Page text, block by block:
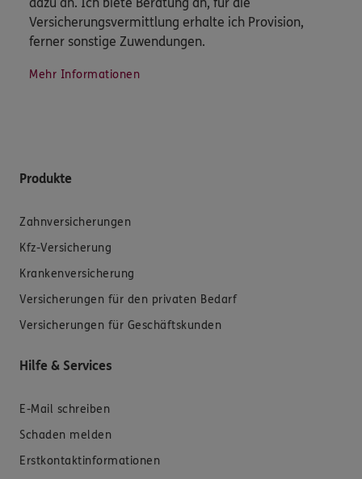
Versicherungsvermittlung erhalte ich Provision,
ferner sonstige Zuwendungen.
Mehr Informationen
Produkte
Zahnversicherungen
Kfz-Versicherung
Krankenversicherung
Versicherungen für den privaten Bedarf
Versicherungen für Geschäftskunden
Hilfe & Services
E-Mail schreiben
Schaden melden
Erstkontaktinformationen